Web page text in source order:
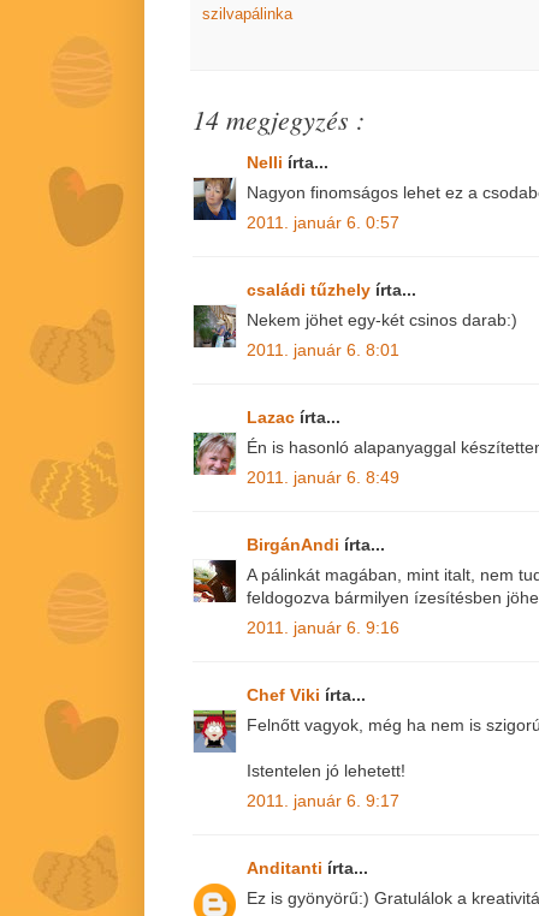
szilvapálinka
14 megjegyzés :
Nelli írta...
Nagyon finomságos lehet ez a
2011. január 6. 0:57
családi tűzhely írta...
Nekem jöhet egy-két csinos darab:)
2011. január 6. 8:01
Lazac írta...
Én is hasonló alapanyaggal
2011. január 6. 8:49
BirgánAndi írta...
A pálinkát magában, mint italt, nem
feldogozva bármilyen ízesítésben
2011. január 6. 9:16
Chef Viki írta...
Felnőtt vagyok, még ha nem is
Istentelen jó lehetett!
2011. január 6. 9:17
Anditanti írta...
Ez is gyönyörű:) Gratulálok a